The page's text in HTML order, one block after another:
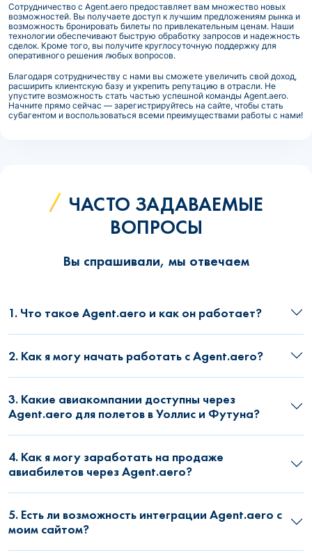
Сотрудничество с Agent.aero предоставляет вам множество новых
возможностей. Вы получаете доступ к лучшим предложениям рынка и
возможность бронировать билеты по привлекательным ценам. Наши
технологии обеспечивают быструю обработку запросов и надежность
сделок. Кроме того, вы получите круглосуточную поддержку для
оперативного решения любых вопросов.
Благодаря сотрудничеству с нами вы сможете увеличить свой доход,
расширить клиентскую базу и укрепить репутацию в отрасли. Не
упустите возможность стать частью успешной команды Agent.aero.
Начните прямо сейчас — зарегистрируйтесь на сайте, чтобы стать
субагентом и воспользоваться всеми преимуществами работы с нами!
ЧАСТО ЗАДАВАЕМЫЕ
ВОПРОСЫ
Вы спрашивали, мы отвечаем
1. Что такое Agent.aero и как он работает?
2. Как я могу начать работать с Agent.aero?
3. Какие авиакомпании доступны через
Agent.aero для полетов в Уоллис и Футуна?
4. Как я могу заработать на продаже
авиабилетов через Agent.aero?
5. Есть ли возможность интеграции Agent.aero с
моим сайтом?